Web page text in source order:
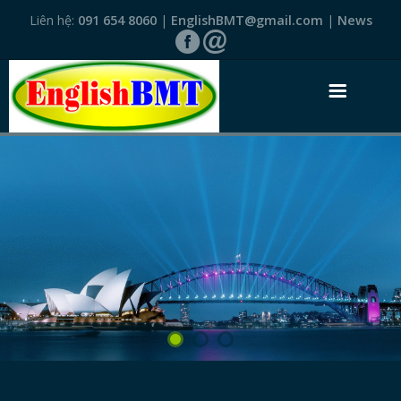
Liên hệ: 091 654 8060| EnglishBMT@gmail.com | News
GIỚI THIỆU
VĂN BẰNG